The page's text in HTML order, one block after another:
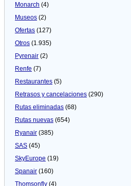
Monarch (4)
Museos (2)
Ofertas (127)
Otros (1.935)
Pyrenair (2)
Renfe (7)
Restaurantes (5)
Retrasos y cancelaciones (290)
Rutas eliminadas (68)
Rutas nuevas (654)
Ryanair (385)
SAS (45)
SkyEurope (19)
Spanair (160)
Thomsonfly (4)